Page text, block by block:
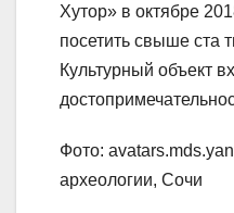
Хутор» в октябре
посетить свыше ста
Культурный объект
Фото:
археологии, Сочи